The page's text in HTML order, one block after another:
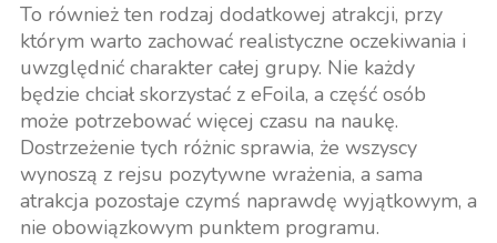
To również ten rodzaj dodatkowej atrakcji, przy
którym warto zachować realistyczne oczekiwania i
uwzględnić charakter całej grupy. Nie każdy
będzie chciał skorzystać z eFoila, a część osób
może potrzebować więcej czasu na naukę.
Dostrzeżenie tych różnic sprawia, że wszyscy
wynoszą z rejsu pozytywne wrażenia, a sama
atrakcja pozostaje czymś naprawdę wyjątkowym, a
nie obowiązkowym punktem programu.